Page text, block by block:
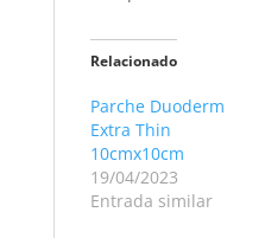
Relacionado
Parche Duoderm
Extra Thin
10cmx10cm
19/04/2023
Entrada similar